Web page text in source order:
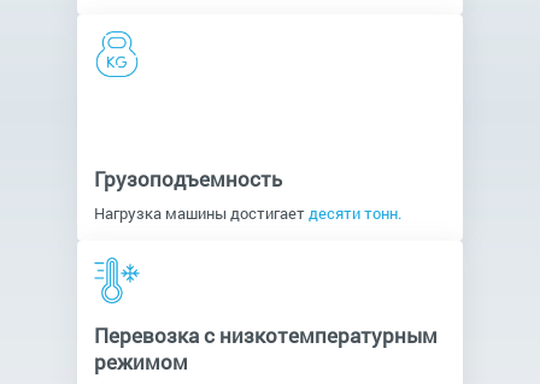
Грузоподъемность
Нагрузка машины достигаетдесяти тонн.
Перевозка с низкотемпературным
режимом